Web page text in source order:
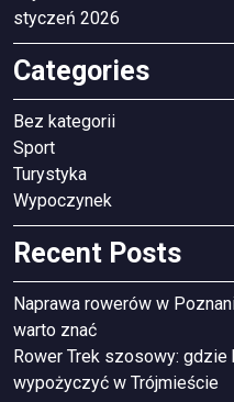
styczeń 2026
Categories
Bez kategorii
Sport
Turystyka
Wypoczynek
Recent Posts
Naprawa rowerów w
warto znać
Rower Trek szosowy:
wypożyczyć w Trójmieście